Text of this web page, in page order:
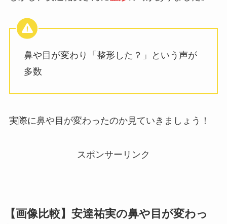
鼻や目が変わり「整形した？」という声が
多数
実際に鼻や目が変わったのか見ていきましょう！
スポンサーリンク
【画像比較】安達祐実の鼻や目が変わっ